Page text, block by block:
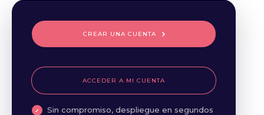
CREAR UNA CUENTA
ACCEDER A MI CUENTA
Sin compromiso, despliegue en segundos